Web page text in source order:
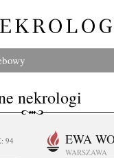
nekrologi
94
EWA
WARSZAWA